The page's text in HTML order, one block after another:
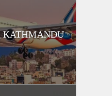
KATHMANDU